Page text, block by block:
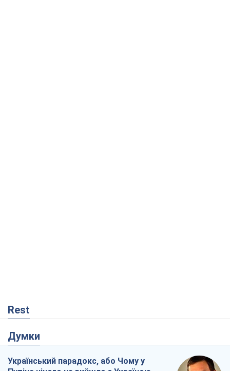
Rest
Думки
Український парадокс, або Чому у